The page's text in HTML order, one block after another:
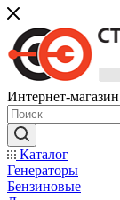
Интернет-магазин
Каталог
Генераторы
Бензиновые